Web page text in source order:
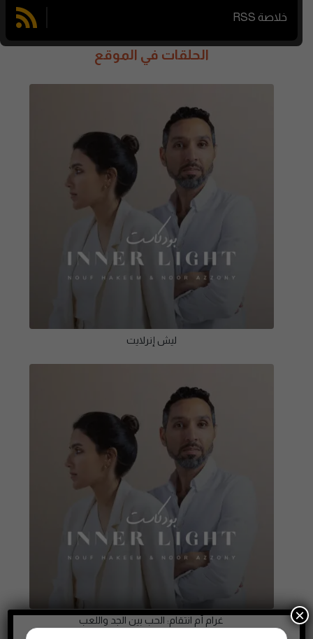
خلاصة RSS
الحلقات في الموقع
ليش إنرلايت
غرام أم انتقام: الحب بين الجد واللعب ×